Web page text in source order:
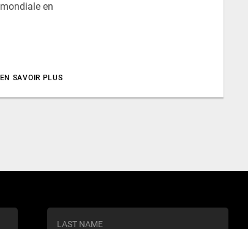
mondiale en
EN SAVOIR PLUS